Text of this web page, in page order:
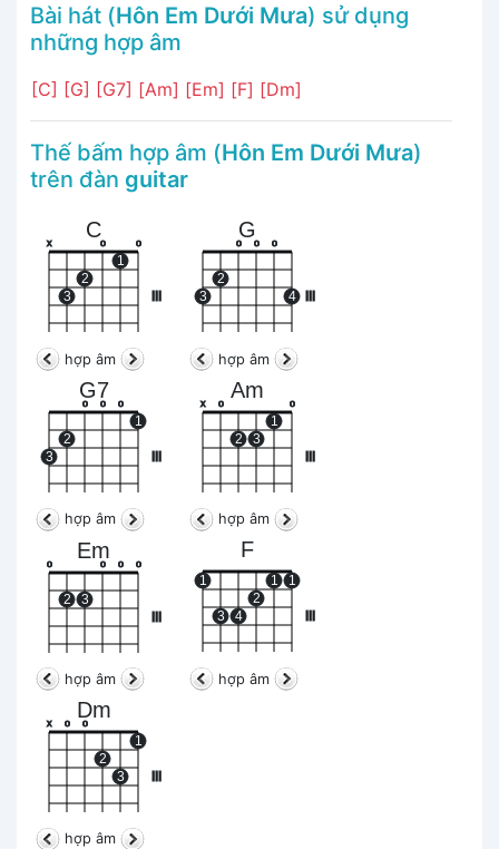
Bài hát (Hôn Em Dưới Mưa) sử dụng
những hợp âm
[C] [G] [G7] [Am] [Em] [F] [Dm]
Thế bấm hợp âm (Hôn Em Dưới Mưa)
trên đàn guitar
C
x
3
2
o
1
o
hợp âm
G
3
2
o o o
4
hợp âm
G7
III
3
2
o o o
1
hợp âm
Am
x o
2 3
1
o
hợp âm
Em
III
o
2 3
o o o
hợp âm
F
1
3 4
2
1 1
hợp âm
Dm
III
x o o
2
3
1
hợp âm